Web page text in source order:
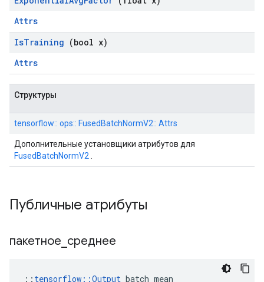
Attrs
IsTraining (bool x)
Attrs
Структуры
tensorflow:: ops:: FusedBatchNormV2:: Attrs
Дополнительные установщики атрибутов для
FusedBatchNormV2
Публичные атрибуты
пакетное среднее
:: tensorflow::Output batch_mean